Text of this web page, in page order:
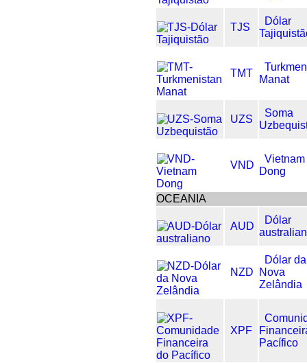
TJS
Dólar
TMT
Manat
UZS
Soma
VND
Vietnam
Dong
OCEANIA
AUD
Dólar
NZD
Dólar da
Nova
Zelândia
XPF
Pacífico